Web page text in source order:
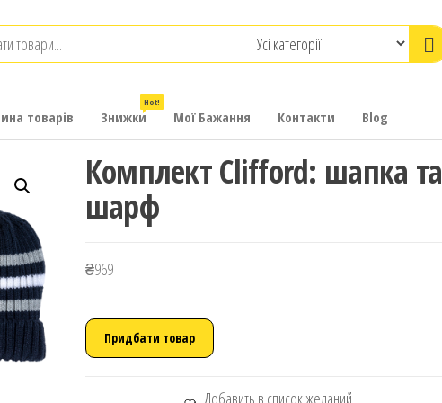
товарів Знижки
Hot!
Мої Бажання Контакти Blog
Комплект Clifford: шапка та
шарф
₴969
Придбати товар
Добавить в список желаний